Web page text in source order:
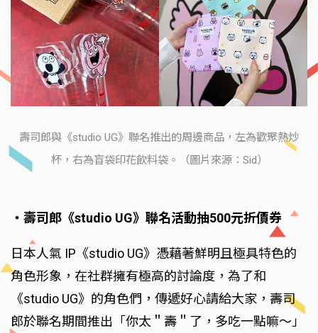
壽司郎與《studio UG》聯名推出的周邊商品，左為歡聚熱炒
杯，右為盲袋印花飲料袋。（圖片來源：Sid）
‧壽司郎《studio UG》聯名活動抽500元折價券
日本人氣 IP《studio UG》憑藉著鮮明且極具特色的
角色形象，在社群擁有極高的討論度，為了和
《studio UG》的角色們，傳遞好心請給大家，壽司
郎於聯名期間推出「你太＂壽＂了，多吃一點嘛～」